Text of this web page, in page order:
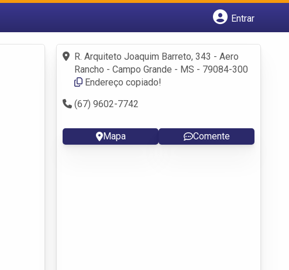
Entrar
Fazer login
Criar conta
R. Arquiteto Joaquim Barreto, 343 - Aero
Rancho - Campo Grande - MS - 79084-300
Endereço copiado!
(67) 9602-7742
Mapa Comente